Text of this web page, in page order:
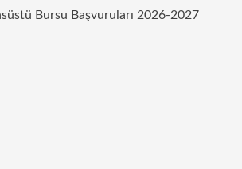
Bursu Başvuruları 2026-2027